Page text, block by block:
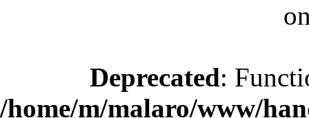
Deprecated:
/home/m/malaro/www/